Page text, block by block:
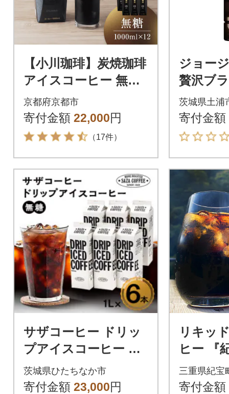
【小川珈琲】炭焼珈琲
アイスコーヒー 無糖
1000ml 12本 |京都 珈
琲ブランド 有名店 人
気
京都府京都市
寄付金額 22,000円
（17件）
ジョー
贅沢ブ
ml
茨城県土浦
寄付金額
サザコーヒー ドリッ
プアイスコーヒー 無
糖 6本セット(201032)
茨城県ひたちなか市
寄付金額 23,000円
リキッ
ヒー 『
L×12本
三重県紀宝
寄付金額